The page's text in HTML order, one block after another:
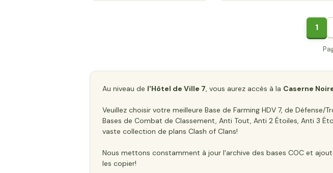
1
Au niveau de l'Hôtel de Ville 7, vous aurez accès à la Caserne
Veuillez choisir votre meilleure Base de Farming HDV 7, de
Bases de Combat de Classement, Anti Tout, Anti 2 Étoiles, Anti 3
vaste collection de plans Clash of Clans!
Nous mettons constamment à jour l'archive des bases COC et
les copier!